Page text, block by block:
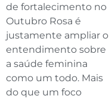
de fortalecimento no
Outubro Rosa é
justamente ampliar o
entendimento sobre
a saúde feminina
como um todo. Mais
do que um foco